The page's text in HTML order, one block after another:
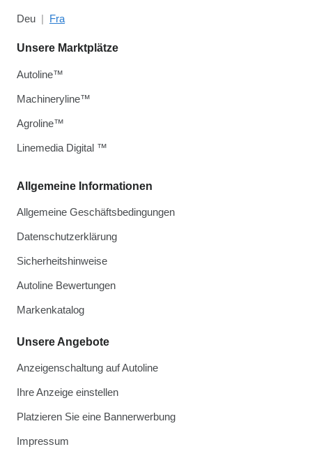
Deu Fra
Allgemeine Informationen
Allgemeine Geschäftsbedingungen
Datenschutzerklärung
Sicherheitshinweise
Autoline Bewertungen
Markenkatalog
Unsere Angebote
Anzeigenschaltung auf Autoline
Ihre Anzeige einstellen
Platzieren Sie eine Bannerwerbung
Impressum
Unsere Marktplätze
Autoline™
Machineryline™
Agroline™
Linemedia Digital ™